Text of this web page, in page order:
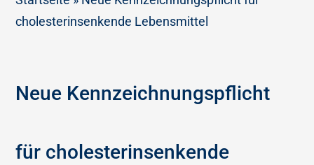
cholesterinsenkende Lebensmittel
Neue Kennzeichnungspflicht
für cholesterinsenkende